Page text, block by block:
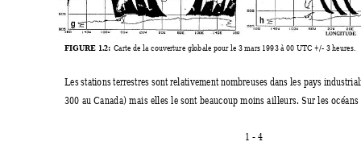
1 - 4
FIGURE 1.2: Carte de la couverture globale pour le 3 mars 1993 à 00 UTC +/- 3 heures.
Les stations terrestres sont relativement nombreuses dans les pays
300 au Canada) mais elles le sont beaucoup moins ailleurs. Sur les